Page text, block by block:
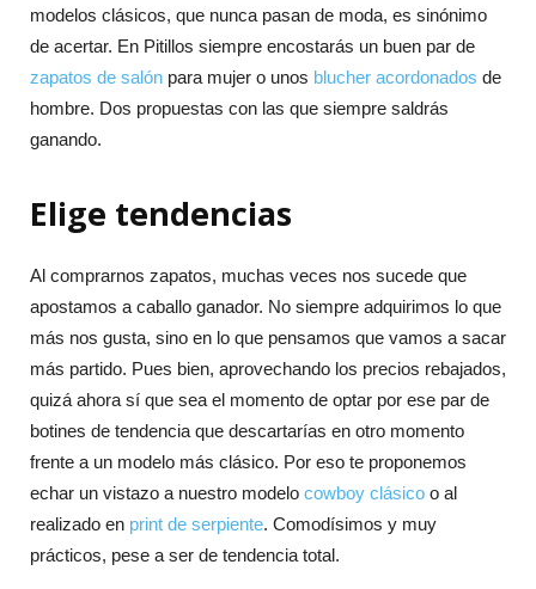
modelos clásicos, que nunca pasan de moda, es sinónimo
de acertar. En Pitillos siempre encostarás un buen par de
zapatos de salón para mujer o unos blucher acordonados de
hombre. Dos propuestas con las que siempre saldrás
ganando.
Elige tendencias
Al comprarnos zapatos, muchas veces nos sucede que
apostamos a caballo ganador. No siempre adquirimos lo que
más nos gusta, sino en lo que pensamos que vamos a sacar
más partido. Pues bien, aprovechando los precios rebajados,
quizá ahora sí que sea el momento de optar por ese par de
botines de tendencia que descartarías en otro momento
frente a un modelo más clásico. Por eso te proponemos
echar un vistazo a nuestro modelo cowboy clásico o al
realizado en print de serpiente. Comodísimos y muy
prácticos, pese a ser de tendencia total.